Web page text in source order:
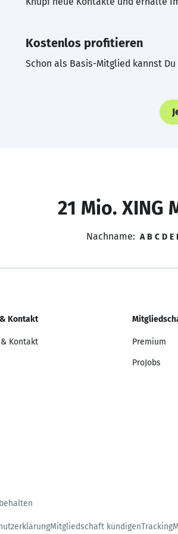
Kostenlos profitieren
Schon als Basis-Mitglied kannst
21 Mio. XING
Nachname: A B C D E
Kontakt
Kontakt Premium
ProJobs
Mitgliedschaft kündigenTracking